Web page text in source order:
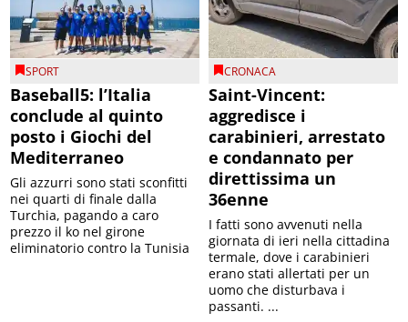
SPORT
Baseball5: l’Italia
conclude al quinto
posto i Giochi del
Mediterraneo
Gli azzurri sono stati sconfitti
nei quarti di finale dalla
Turchia, pagando a caro
prezzo il ko nel girone
eliminatorio contro la Tunisia
CRONACA
Saint-Vincent:
aggredisce i
carabinieri, arrestato
e condannato per
direttissima un
36enne
I fatti sono avvenuti nella
giornata di ieri nella cittadina
termale, dove i carabinieri
erano stati allertati per un
uomo che disturbava i
passanti. ...